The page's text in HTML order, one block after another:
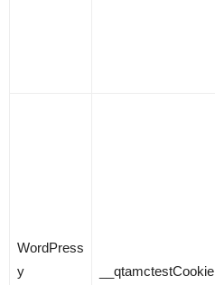
WordPress
y
__qtamctestCookie